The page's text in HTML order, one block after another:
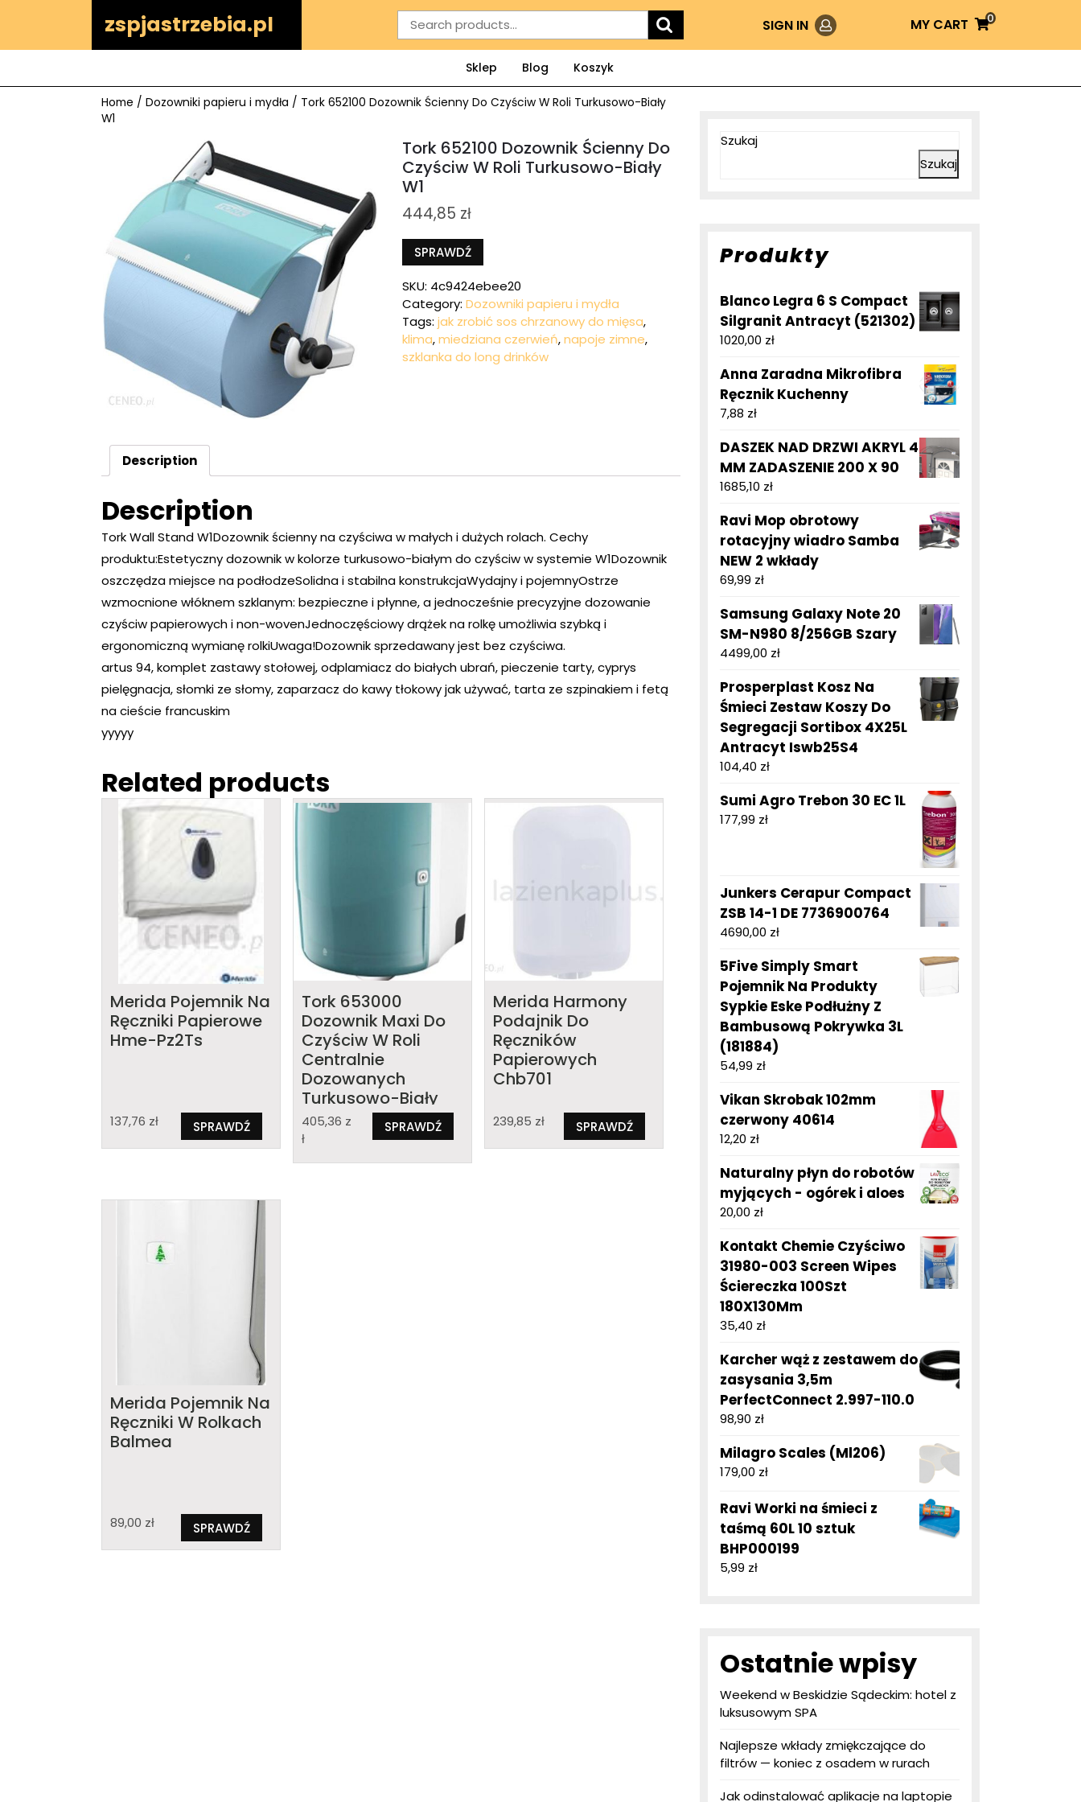
zspjastrzebia.pl
Search
for:
SIGN IN Login MY CART
MY
0
Sklep Blog Koszyk
Home / Dozowniki papieru i mydła / Tork 652100 Dozownik Ścienny Do Czyściw W Roli Turkusowo-Biały
W1
Tork 652100 Dozownik Ścienny Do
Czyściw W Roli Turkusowo-Biały
W1
444,85 zł
SPRAWDŹ
SKU: 4c9424ebee20
Category:Dozowniki papieru i mydła
Tags:jak zrobić sos chrzanowy do mięsa,
klima,miedziana czerwień,napoje zimne,
szklanka do long drinków
Description
Description
Tork Wall Stand W1Dozownik ścienny na czyściwa w małych i dużych rolach. Cechy
produktu:Estetyczny dozownik w kolorze turkusowo-białym do czyściw w systemie W1Dozownik
oszczędza miejsce na podłodzeSolidna i stabilna konstrukcjaWydajny i pojemnyOstrze
wzmocnione włóknem szklanym: bezpieczne i płynne, a jednocześnie precyzyjne dozowanie
czyściw papierowych i non-wovenJednoczęściowy drążek na rolkę umożliwia szybką i
ergonomiczną wymianę rolkiUwaga!Dozownik sprzedawany jest bez czyściwa.
artus 94, komplet zastawy stołowej, odplamiacz do białych ubrań, pieczenie tarty, cyprys
pielęgnacja, słomki ze słomy, zaparzacz do kawy tłokowy jak używać, tarta ze szpinakiem i fetą
na cieście francuskim
yyyyy
Related products
Merida Pojemnik Na
Ręczniki Papierowe
Hme-Pz2Ts
137,76 zł SPRAWDŹ
Tork 653000
Dozownik Maxi Do
Czyściw W Roli
Centralnie
Dozowanych
Turkusowo-Biały
W2
405,36 z
ł
SPRAWDŹ
Merida Harmony
Podajnik Do
Ręczników
Papierowych
Chb701
239,85 zł SPRAWDŹ
Merida Pojemnik Na
Ręczniki W Rolkach
Balmea
89,00 zł SPRAWDŹ
Szukaj
Szukaj
Produkty
Blanco Legra 6 S Compact
Silgranit Antracyt (521302)
1020,00 zł
Anna Zaradna Mikrofibra
Ręcznik Kuchenny
7,88 zł
DASZEK NAD DRZWI AKRYL 4
MM ZADASZENIE 200 X 90
1685,10 zł
Ravi Mop obrotowy
rotacyjny wiadro Samba
NEW 2 wkłady
69,99 zł
Samsung Galaxy Note 20
SM-N980 8/256GB Szary
4499,00 zł
Prosperplast Kosz Na
Śmieci Zestaw Koszy Do
Segregacji Sortibox 4X25L
Antracyt Iswb25S4
104,40 zł
Sumi Agro Trebon 30 EC 1L
177,99 zł
Junkers Cerapur Compact
ZSB 14-1 DE 7736900764
4690,00 zł
5Five Simply Smart
Pojemnik Na Produkty
Sypkie Eske Podłużny Z
Bambusową Pokrywka 3L
(181884)
54,99 zł
Vikan Skrobak 102mm
czerwony 40614
12,20 zł
Naturalny płyn do robotów
myjących - ogórek i aloes
20,00 zł
Kontakt Chemie Czyściwo
31980-003 Screen Wipes
Ściereczka 100Szt
180X130Mm
35,40 zł
Karcher wąż z zestawem do
zasysania 3,5m
PerfectConnect 2.997-110.0
98,90 zł
Milagro Scales (Ml206)
179,00 zł
Ravi Worki na śmieci z
taśmą 60L 10 sztuk
BHP000199
5,99 zł
Ostatnie wpisy
Weekend w Beskidzie Sądeckim: hotel z
luksusowym SPA
Najlepsze wkłady zmiękczające do
filtrów — koniec z osadem w rurach
Jak odinstalować aplikacje na laptopie